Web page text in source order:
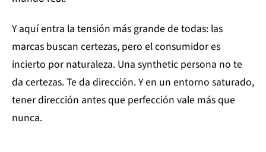
Y aquí entra la tensión más grande de todas: las
marcas buscan certezas, pero el consumidor es
incierto por naturaleza. Una synthetic persona no te
da certezas. Te da dirección. Y en un entorno saturado,
tener dirección antes que perfección vale más que
nunca.